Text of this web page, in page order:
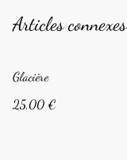
Articles connexes
Glacière
25,00 €